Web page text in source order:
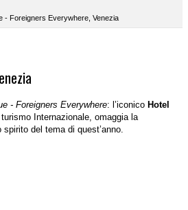
- Foreigners Everywhere Venezia
- Foreigners Everywhere: l’iconico Hotel
Internazionale, omaggia la
del tema di quest’anno.